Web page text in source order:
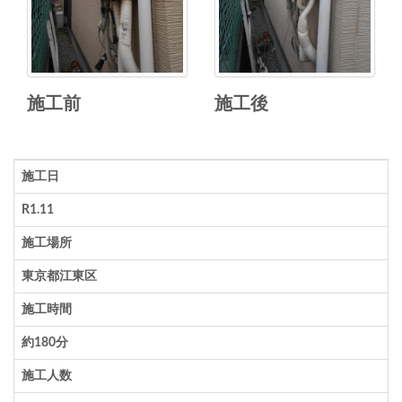
施工前 施工後
施工日
R1.11
施工場所
東京都江東区
施工時間
約180分
施工人数